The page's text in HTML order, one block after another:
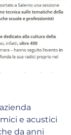
e acustici
da anni